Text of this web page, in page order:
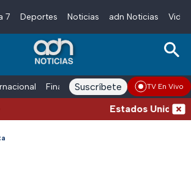
7 Deportes Noticias adn Noticias
Finanzas adn Noticias Radio
Suscríbete TV En Vivo
Estados Unidos